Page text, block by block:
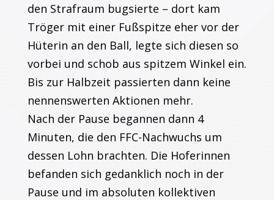
den Strafraum bugsierte – dort kam
Tröger mit einer Fußspitze eher vor der
Hüterin an den Ball, legte sich diesen so
vorbei und schob aus spitzem Winkel ein.
Bis zur Halbzeit passierten dann keine
nennenswerten Aktionen mehr.
Nach der Pause begannen dann 4
Minuten, die den FFC-Nachwuchs um
dessen Lohn brachten. Die Hoferinnen
befanden sich gedanklich noch in der
Pause und im absoluten kollektiven